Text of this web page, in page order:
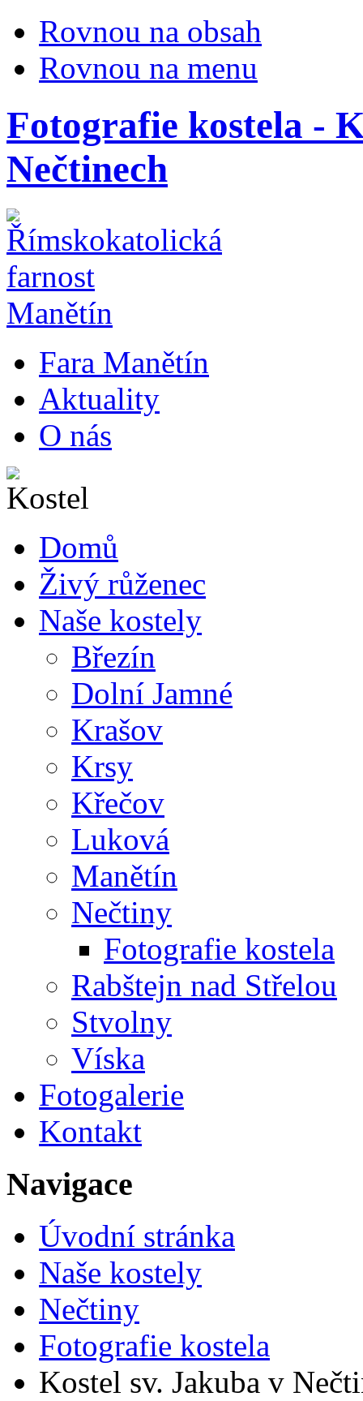
Rovnou na obsah
Rovnou na menu
Fotografie kostela -
Nečtinech
Fara Manětín
Aktuality
O nás
Domů
Živý růženec
Naše kostely
Březín
Dolní Jamné
Krašov
Krsy
Křečov
Luková
Manětín
Nečtiny
Fotografie kostela
Rabštejn nad Střelou
Stvolny
Víska
Fotogalerie
Kontakt
Navigace
Úvodní stránka
Naše kostely
Nečtiny
Fotografie kostela
Kostel sv. Jakuba v